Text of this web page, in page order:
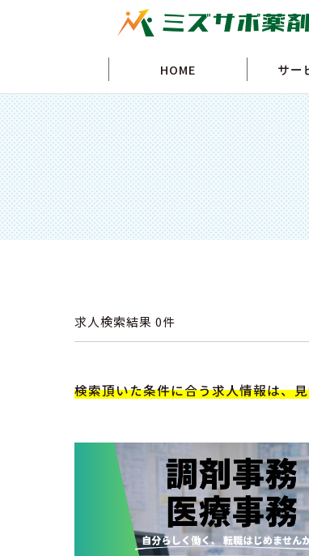
HOME サー
求人検索結果 0件
検索頂いた条件に合う求人情報は、